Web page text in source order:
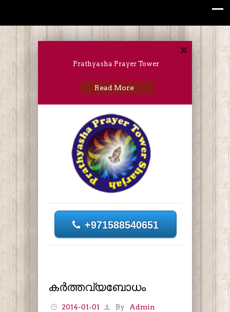
Prathyasha Prayer Tower
Read More
+971588540651
കർത്തവ്യബോധം
2014-01-01 By
Admin